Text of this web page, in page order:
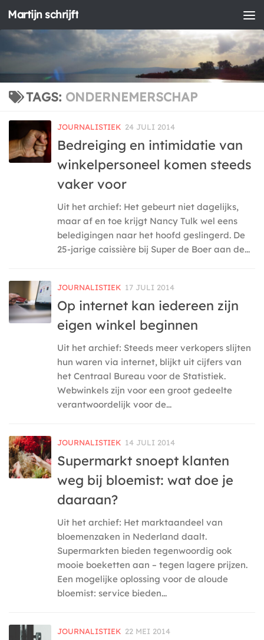
Doorgaan naar inhoud
Martijn schrijft
TAGS: ONDERNEMERSCHAP
JOURNALISTIEK 24 JULI 2014
Bedreiging en intimidatie van
winkelpersoneel komen steeds
vaker voor
Uit het archief: Het gebeurt niet dagelijks,
maar af en toe krijgt Nancy Tulk wel eens
beledigingen naar het hoofd geslingerd. De
25-jarige caissière bij Super de Boer aan de...
JOURNALISTIEK 17 JULI 2014
Op internet kan iedereen zijn
eigen winkel beginnen
Uit het archief: Steeds meer verkopers slijten
hun waren via internet, blijkt uit cijfers van
het Centraal Bureau voor de Statistiek.
Webwinkels zijn voor een groot gedeelte
verantwoordelijk voor de...
JOURNALISTIEK 14 JULI 2014
Supermarkt snoept klanten
weg bij bloemist: wat doe je
daaraan?
Uit het archief: Het marktaandeel van
bloemenzaken in Nederland daalt.
Supermarkten bieden tegenwoordig ook
mooie boeketten aan – tegen lagere prijzen.
Een mogelijke oplossing voor de aloude
bloemist: service bieden...
JOURNALISTIEK 22 MEI 2014